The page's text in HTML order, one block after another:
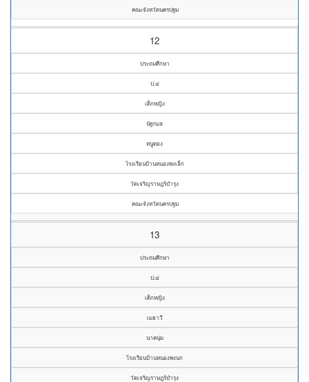
คณะจังหวัดนครปฐม
12
ประถมศึกษา
ป.๔
เด็กหญิง
นัฐกมล
หนูทอง
โรงเรียนบ้านหนองพงเล็ก
วัดเจริญราษฎร์บำรุง
คณะจังหวัดนครปฐม
13
ประถมศึกษา
ป.๔
เด็กหญิง
เมธาวี
นาคนุ่ม
โรงเรียนบ้านหนองพงนก
วัดเจริญราษฎร์บำรุง